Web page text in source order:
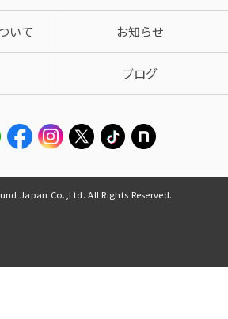
いて お知らせ
ブログ
Japan Co.,Ltd. All Rights Reserved.